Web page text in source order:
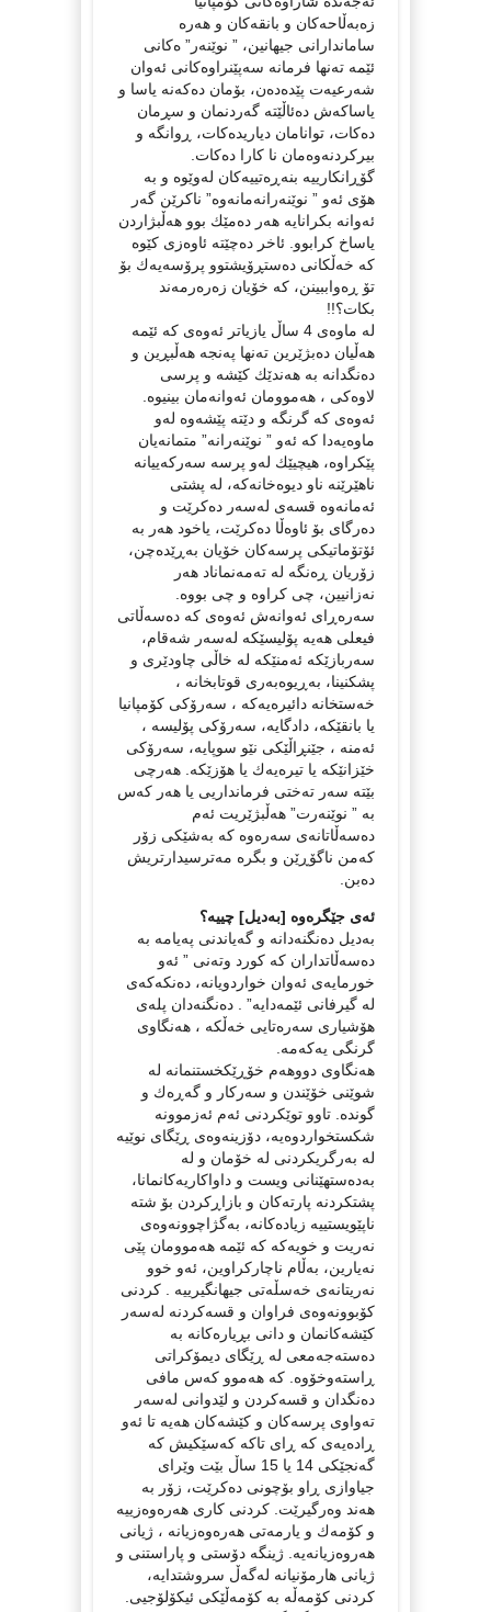
زەبەڵاحەکان و بانقەکان و هەرە
ساماندارانی جیهانین، ” نوێنەر” ەکانی
ئێمە تەنها فرمانە سەپێنراوەکانی ئەوان
شەرعیەت پێدەدەن، بۆمان دەکەنە یاسا و
یاساکەش دەئاڵێتە گەردنمان و سڕمان
دەکات، توانامان دیاریدەکات، ڕوانگە و
بیرکردنەوەمان نا کارا دەکات.
گۆڕانکارییە بنەڕەتییەکان لەوێوە و بە
هۆی ئەو ” نوێنەرانەمانەوە” ناکرێن گەر
ئەوانە بکرانایە هەر دەمێك بوو هەڵبژاردن
یاساخ کرابوو. ئاخر دەچێتە ئاوەزی کێوە
کە خەڵکانی دەستڕۆیشتوو پرۆسەیەك بۆ
تۆ ڕەواببینن، کە خۆیان زەرەرمەند
بکات؟!!
لە ماوەی 4 ساڵ یازیاتر ئەوەی کە ئێمە
هەڵیان دەبژێرین تەنها پەنجە هەڵبڕین و
دەنگدانە بە هەندێك کێشە و پرسی
لاوەکی ، هەموومان ئەوانەمان بینیوە.
ئەوەی کە گرنگە و دێتە پێشەوە لەو
ماوەیەدا کە ئەو ” نوێنەرانە” متمانەیان
پێکراوە، هیچیێك لەو پرسە سەرکەییانە
ناهێرێنە ناو دیوەخانەکە، لە پشتی
ئەمانەوە قسەی لەسەر دەکرێت و
دەرگای بۆ ئاوەڵا دەکرێت، یاخود هەر بە
ئۆتۆماتیکی پرسەکان خۆیان بەڕێدەچن،
زۆریان ڕەنگە لە تەمەنماناد هەر
نەزانیین، چی کراوە و چی بووە.
سەرەڕای ئەوانەش ئەوەی کە دەسەڵاتی
فیعلی هەیە پۆلیسێكە لەسەر شەقام،
سەربازێکە ئەمنێکە لە خاڵی چاودێری و
پشکنینا، بەڕیوەبەری قوتابخانە ،
خەستخانە دائیرەیەکە ، سەرۆکی کۆمپانیا
یا بانقێکە، دادگایە، سەرۆکی پۆلیسە ،
ئەمنە ، جێنڕاڵێکی نێو سوپایە، سەرۆکی
خێزانێکە یا تیرەیەك یا هۆزێکە. هەرچی
بێتە سەر تەختی فرمانداریی یا هەر کەس
بە ” نوێنەرت” هەڵبژێریت ئەم
دەسەڵاتانەی سەرەوە کە بەشێکی زۆر
کەمن ناگۆڕێن و بگرە مەترسیدارتریش
دەبن.
ئەی جێگرەوە [بەدیل] چییە؟
بەدیل دەنگنەدانە و گەیاندنی پەیامە بە
دەسەڵاتداران کە کورد وتەنی ” ئەو
خورمایەی ئەوان خواردویانە، دەنکەکەی
لە گیرفانی ئێمەدایە” . دەنگنەدان پلەی
هۆشیاری سەرەتایی خەڵکە ، هەنگاوی
گرنگی یەکەمە.
هەنگاوی دووهەم خۆڕێکخستنمانە لە
شوێنی خۆێندن و سەرکار و گەڕەك و
گوندە. تاوو توێکردنی ئەم ئەزموونە
شکستخواردوەیە، دۆزینەوەی ڕێگای نوێیە
لە بەرگریکردنی لە خۆمان و لە
بەدەستهێنانی ویست و داواکاریەکانمانا،
پشتکردنە پارتەکان و بازاڕکردن بۆ شتە
ناپێویستییە زیادەکانە، بەگژاچوونەوەی
نەریت و خویەکە کە ئێمە هەموومان پێی
نەیارین، بەڵام ناچارکراوین، ئەو خوو
نەریتانەی خەسڵەتی جیهانگیرییە . کردنی
کۆبوونەوەی فراوان و قسەکردنە لەسەر
کێشەکانمان و دانی بڕیارەکانە بە
دەستەجەمعی لە ڕێگای دیمۆکراتی
ڕاستەوخۆوە. کە هەموو کەس مافی
دەنگدان و قسەکردن و لێدوانی لەسەر
تەواوی پرسەکان و کێشەکان هەیە تا ئەو
ڕادەیەی کە ڕای تاکە کەسێکیش کە
گەنجێکی 14 یا 15 ساڵ بێت وێرای
جیاوازی ڕاو بۆچونی دەکرێت، زۆر بە
هەند وەرگیرێت. کردنی کاری هەرەوەزییە
و کۆمەك و یارمەتی هەرەوەزیانە ، ژیانی
هەروەزیانەیە. ژینگە دۆستی و پاراستنی و
ژیانی هارمۆنیانە لەگەڵ سروشتدایە،
کردنی کۆمەڵە بە کۆمەڵێکی ئیکۆلۆجیی.